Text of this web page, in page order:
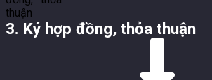
3. Ký hợp đồng, thỏa thuận